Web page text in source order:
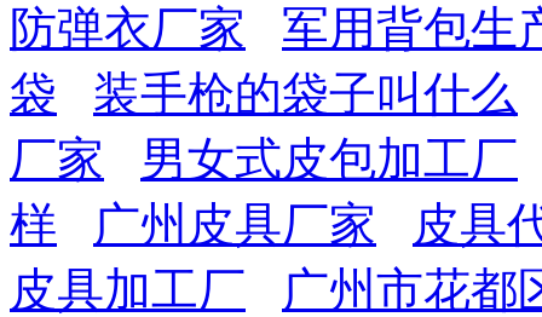
防弹衣厂家
军用背包生
袋
装手枪的袋子叫什么
厂家
男女式皮包加工厂
样
广州皮具厂家
皮具
皮具加工厂
广州市花都